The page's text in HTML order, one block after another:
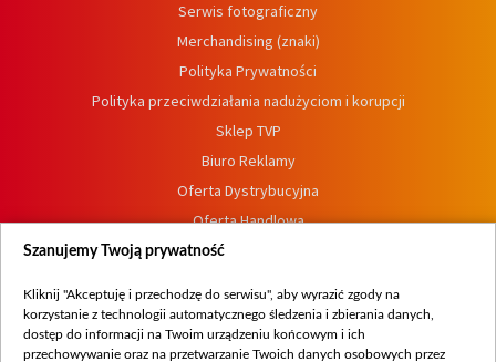
Serwis fotograficzny
Merchandising (znaki)
Polityka Prywatności
Polityka przeciwdziałania nadużyciom i korupcji
Sklep TVP
Biuro Reklamy
Oferta Dystrybucyjna
Oferta Handlowa
Dostępność
Procedura zgłoszeń wewnętrznych
Szanujemy Twoją prywatność
Kliknij "Akceptuję i przechodzę do serwisu", aby wyrazić zgody na
korzystanie z technologii automatycznego śledzenia i zbierania danych,
dostęp do informacji na Twoim urządzeniu końcowym i ich
przechowywanie oraz na przetwarzanie Twoich danych osobowych przez